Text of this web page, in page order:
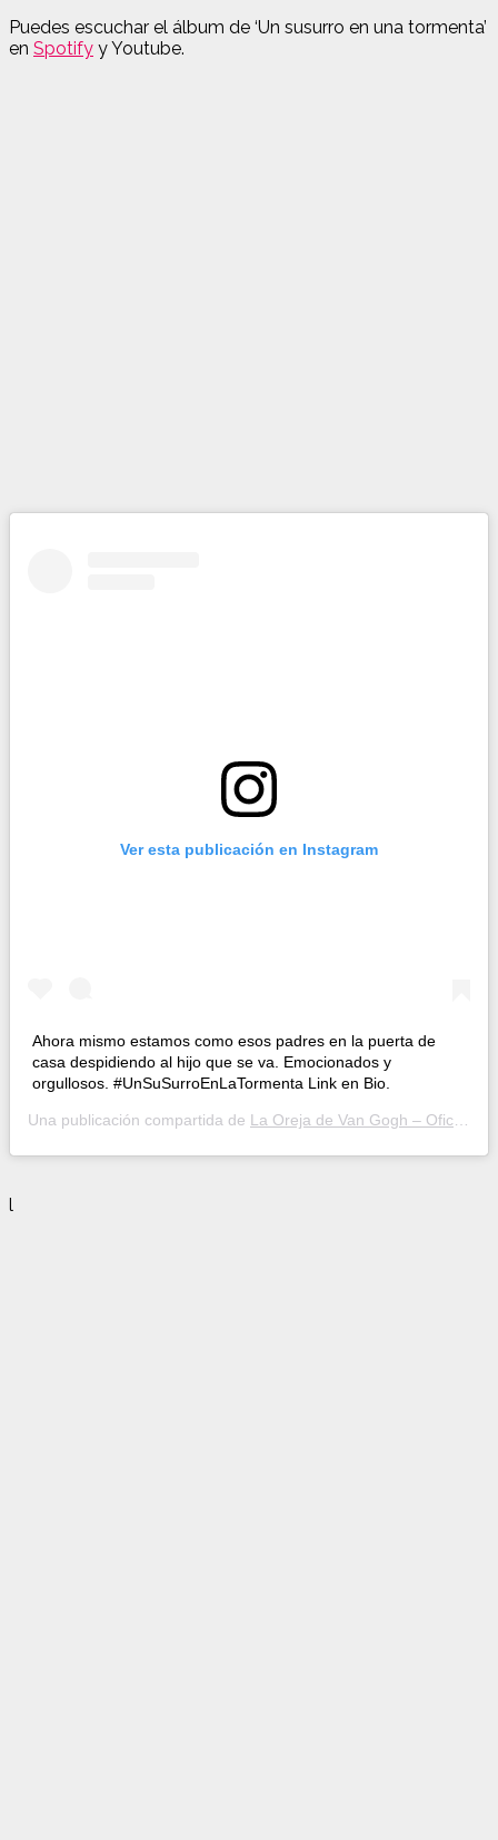
Puedes escuchar el álbum de ‘Un susurro en una tormenta’
en Spotify y Youtube.
Ver esta publicación en Instagram
Ahora mismo estamos como esos padres en la puerta de
casa despidiendo al hijo que se va. Emocionados y
orgullosos. #UnSuSurroEnLaTormenta Link en Bio.
Una publicación compartida de La Oreja de Van Gogh – Oficial
l